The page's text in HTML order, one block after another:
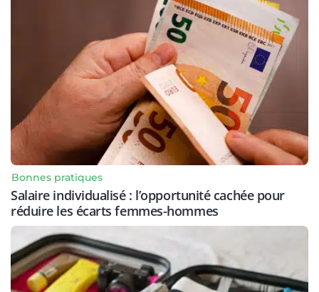
Bonnes pratiques
Salaire individualisé : l’opportunité cachée pour
réduire les écarts femmes-hommes